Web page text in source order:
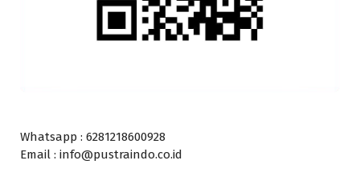
Whatsapp : 6281218600928
Email : info@pustraindo.co.id